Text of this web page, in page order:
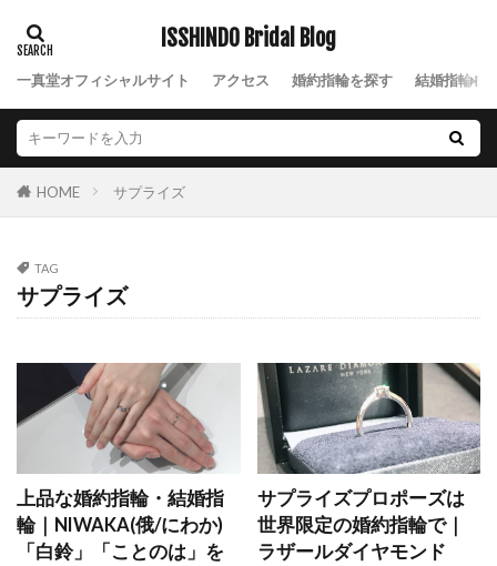
ISSHINDO Bridal Blog
一真堂オフィシャルサイト アクセス 婚約指輪を探す 結婚指輪を
ジュエリーショップ
ジルコニウム 結婚指輪
ジルコニウムリング
シルバーアクセサリー
シンデレラ 結婚指輪
シンデレラ婚約指輪
シンデレラ婚約指輪結婚指輪
スイートテンダイヤモンド
スウィートブルーダイアモンド
スチームボートウィリー
スチームボートウィリー婚約指輪結婚指輪
ストーリーズ
ストレート
ストレートウェーブ
ストレート結婚指輪
せせらぎ
せっかけい
HOME サプライズ
TAG
サプライズ
上品な婚約指輪・結婚指
輪｜NIWAKA(俄/にわか)
「白鈴」「ことのは」を
サプライズプロポーズは
世界限定の婚約指輪で｜
ラザールダイヤモンド